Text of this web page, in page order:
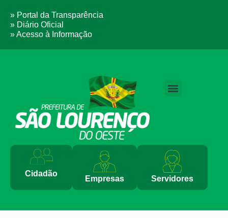
» Portal da Transparência
» Diário Oficial
» Acesso à Informação
Cidadão
Empresas Servidores